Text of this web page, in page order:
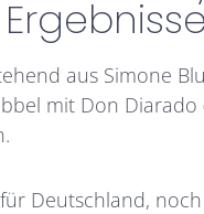
aus Simone
mit Don
Deutschland,